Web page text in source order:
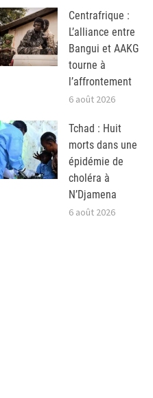
Centrafrique :
L’alliance entre
Bangui et AAKG
tourne à
l’affrontement
6 août 2026
Tchad : Huit
morts dans une
épidémie de
choléra à
N’Djamena
6 août 2026